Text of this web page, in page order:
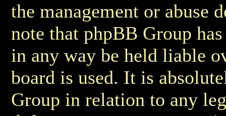
the management or abuse
note that phpBB Group
in any way be held liable
board is used. It is
Group in relation to any